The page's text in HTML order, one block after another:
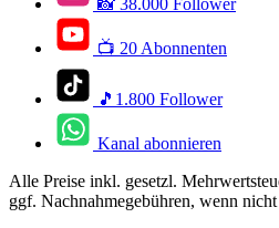
📸 38.000 Follower
📺 20 Abonnenten
🎵1.800 Follower
Kanal abonnieren
Alle Preise inkl. gesetzl.
ggf. Nachnahmegebühren, wenn nicht